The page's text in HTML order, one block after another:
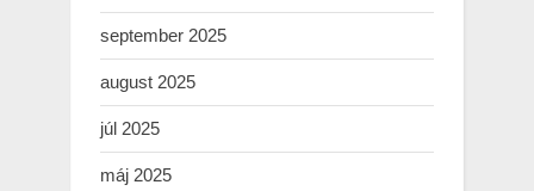
september 2025
august 2025
júl 2025
máj 2025